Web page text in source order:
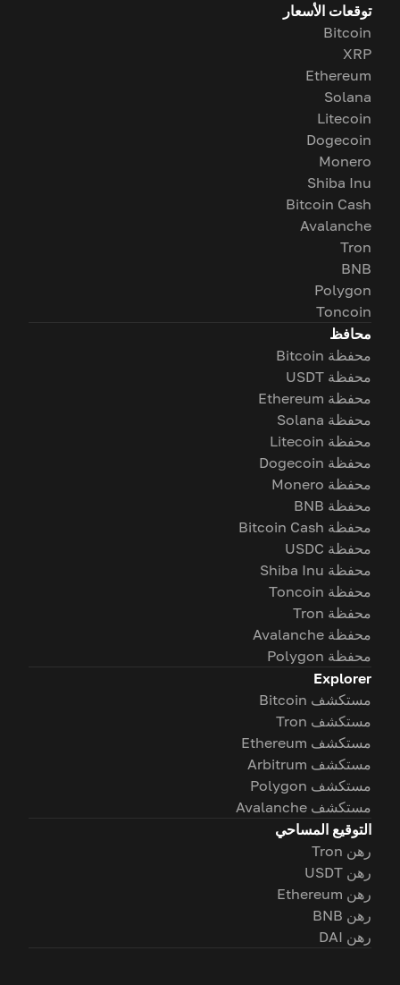
توقعات الأسعار
Bitcoin
XRP
Ethereum
Solana
Litecoin
Dogecoin
Monero
Shiba Inu
Bitcoin Cash
Avalanche
Tron
BNB
Polygon
Toncoin
محافظ
محفظة Bitcoin
محفظة USDT
محفظة Ethereum
محفظة Solana
محفظة Litecoin
محفظة Dogecoin
محفظة Monero
محفظة BNB
محفظة Bitcoin Cash
محفظة USDC
محفظة Shiba Inu
محفظة Toncoin
محفظة Tron
محفظة Avalanche
محفظة Polygon
Explorer
مستكشف Bitcoin
مستكشف Tron
مستكشف Ethereum
مستكشف Arbitrum
مستكشف Polygon
مستكشف Avalanche
التوقيع المساحي
رهن Tron
رهن USDT
رهن Ethereum
رهن BNB
رهن DAI